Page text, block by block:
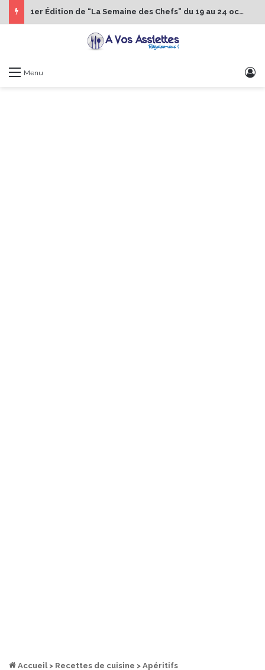
1er Édition de “La Semaine des Chefs” du 19 au 24 octobre 2026
Menu
Accueil > Recettes de cuisine > Apéritifs